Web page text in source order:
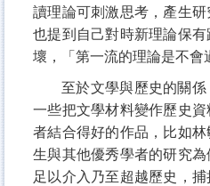
讀理論可刺激思考，產生
也提到自己對時新理論保
壞，「第一流的理論是不會
至於文學與歷史的關
一些把文學材料變作歷史
者結合得好的作品，比如
生與其他優秀學者的研究
足以介入乃至超越歷史，